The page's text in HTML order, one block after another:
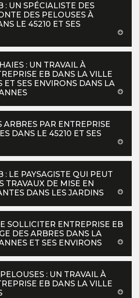
: UN SPÉCIALISTE DES
DES PELOUSES À
LE 45210 ET SES
: UN TRAVAIL À
EB DANS LA VILLE
ET SES ENVIRONS DANS LA
ARBRES PAR ENTREPRISE
DANS LE 45210 ET SES
: LE PAYSAGISTE QUI PEUT
TRAVAUX DE MISE EN
DANS LES JARDINS
SOLLICITER ENTREPRISE EB
DES ARBRES DANS LA
ET SES ENVIRONS
: UN TRAVAIL À
EB DANS LA VILLE